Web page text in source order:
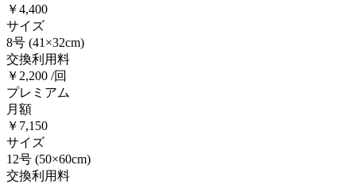
￥4,400
サイズ
8号 (41×32cm)
交換利用料
￥2,200 /回
プレミアム
月額
￥7,150
サイズ
12号 (50×60cm)
交換利用料